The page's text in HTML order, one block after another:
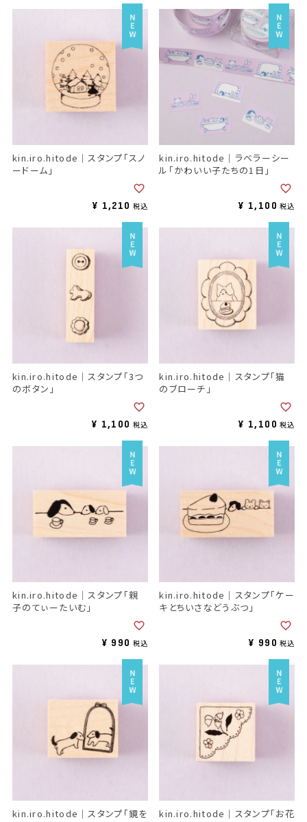
kin.iro.hitode｜スタンプ「スノ
ードーム」
¥ 1,210 税込
kin.iro.hitode｜ラベラーシー
ル「かわいい子たちの1日」
¥ 1,100 税込
kin.iro.hitode｜スタンプ「3つ
のボタン」
¥ 1,100 税込
kin.iro.hitode｜スタンプ「猫
のブローチ」
¥ 1,100 税込
kin.iro.hitode｜スタンプ「親
子のてぃーたいむ」
¥ 990 税込
kin.iro.hitode｜スタンプ「ケー
キとちいさなどうぶつ」
¥ 990 税込
kin.iro.hitode｜スタンプ「鏡を
kin.iro.hitode｜スタンプ「お花